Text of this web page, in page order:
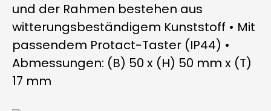
und der Rahmen bestehen aus
witterungsbeständigem Kunststoff • Mit
passendem Protact-Taster (IP44) •
Abmessungen: (B) 50 x (H) 50 mm x (T)
17 mm